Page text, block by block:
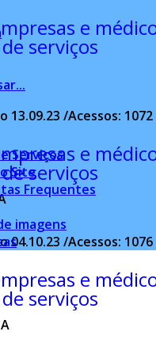
Serviços
Site
Frequentes
imagens
e
serviços
13.09.23 /Acessos: 1072
e
serviços
04.10.23 /Acessos: 1076
e
serviços